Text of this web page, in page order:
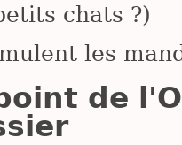
chats ?)
les
de